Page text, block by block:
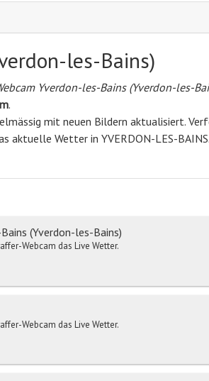
les-Bains)
Yverdon-les-Bains (Yverdon-les-
.
mit neuen Bildern aktualisiert.
aktuelle Wetter in YVERDON-LES-BAINS.
(Yverdon-les-Bains)
Webcam das Live Wetter.
Webcam das Live Wetter.